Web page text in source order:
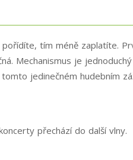
tím méně zaplatíte.
Mechanismus je
jedinečném hudebním
přechází do další vlny.